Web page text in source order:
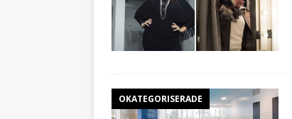
OKATEGORISERADE